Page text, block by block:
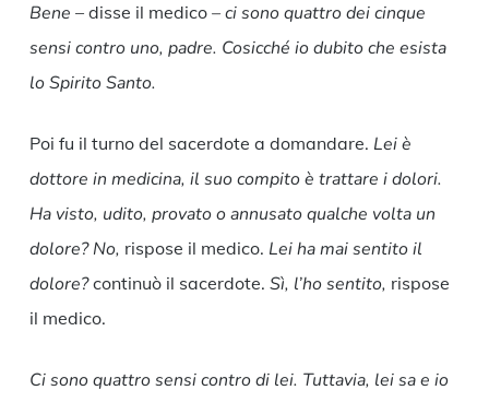
Bene – disse il medico– ci sono quattro dei cinque
sensi contro uno, padre. Cosicché io dubito che esista
lo Spirito Santo.
Poi fu il turno del sacerdote a domandare. Lei è
dottore in medicina, il suo compito è trattare i dolori.
Ha visto, udito, provato o annusato qualche volta un
dolore? No, rispose il medico. Lei ha mai sentito il
dolore?continuò il sacerdote. Sì, l’ho sentito, rispose
il medico.
Ci sono quattro sensi contro di lei. Tuttavia, lei sa e io